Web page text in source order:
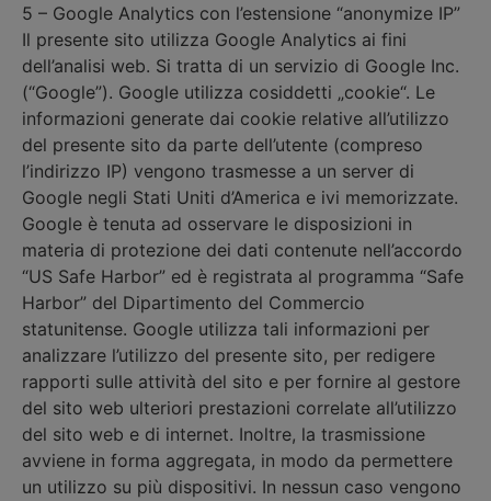
5 – Google Analytics con l’estensione “anonymize IP”
Il presente sito utilizza Google Analytics ai fini
dell’analisi web. Si tratta di un servizio di Google Inc.
(“Google”). Google utilizza cosiddetti „cookie“. Le
informazioni generate dai cookie relative all’utilizzo
del presente sito da parte dell’utente (compreso
l’indirizzo IP) vengono trasmesse a un server di
Google negli Stati Uniti d’America e ivi memorizzate.
Google è tenuta ad osservare le disposizioni in
materia di protezione dei dati contenute nell’accordo
“US Safe Harbor” ed è registrata al programma “Safe
Harbor” del Dipartimento del Commercio
statunitense. Google utilizza tali informazioni per
analizzare l’utilizzo del presente sito, per redigere
rapporti sulle attività del sito e per fornire al gestore
del sito web ulteriori prestazioni correlate all’utilizzo
del sito web e di internet. Inoltre, la trasmissione
avviene in forma aggregata, in modo da permettere
un utilizzo su più dispositivi. In nessun caso vengono